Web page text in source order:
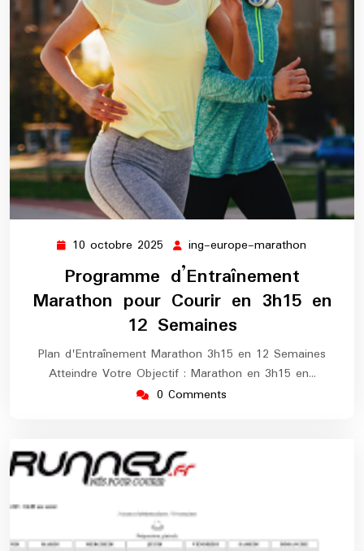
10 octobre 2025 10
octobre
2025
ing-europe-marathon
Programme d’Entraînement
Marathon pour Courir en 3h15 en
12 Semaines
Plan d'Entraînement Marathon 3h15 en 12 Semaines
Atteindre Votre Objectif : Marathon en 3h15 en…
0 Comments